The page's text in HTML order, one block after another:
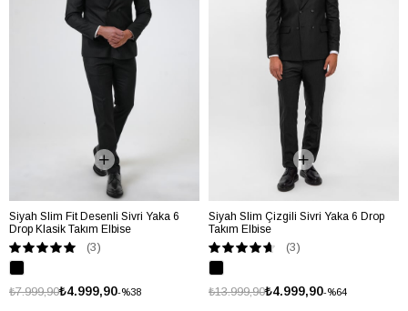
Siyah Slim Fit Desenli Sivri Yaka 6
Drop Klasik Takım Elbise
(3)
%38
₺4.999,90
₺7.999,90
Siyah Slim Çizgili Sivri Yaka 6 Drop
Takım Elbise
(3)
%64
₺4.999,90
₺13.999,90